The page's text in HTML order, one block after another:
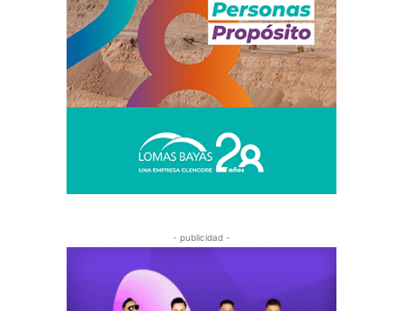
- publicidad -